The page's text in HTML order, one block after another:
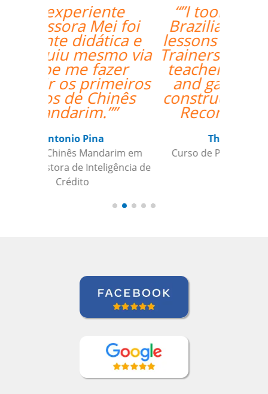
“”I took 40 hours of
Brazilian Portuguese
lessons with Language
Trainers in Manaus. My
teacher was a delight
and gave me lots of
constructive feedback.
Recommended. ””
Thomas Parker
Curso de Português em Manaus